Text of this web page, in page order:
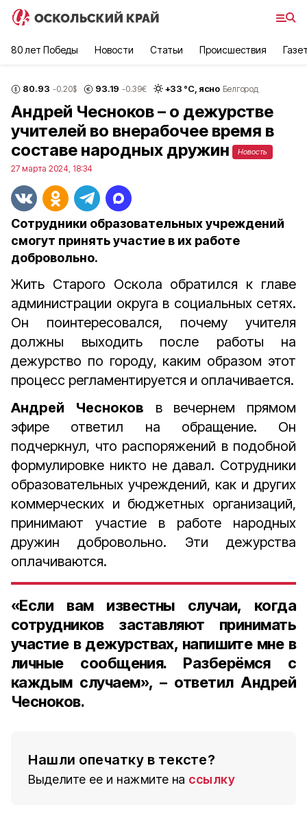
80 лет Победы Новости Статьи Происшествия
80.93 -0.20$ 93.19 -0.39€ +33 °С, ясно Белгород
Андрей Чесноков – о дежурстве
учителей во внерабочее время в
составе народных дружин
Новость
27 марта 2024, 18:34
Сотрудники образовательных учреждений
смогут принять участие в их работе
добровольно.
Жить Старого Оскола обратился к главе
администрации округа в социальных сетях.
Он поинтересовался, почему учителя
должны выходить после работы на
дежурство по городу, каким образом этот
процесс регламентируется и оплачивается.
Андрей Чесноков в вечернем прямом
эфире ответил на обращение. Он
подчеркнул, что распоряжений в подобной
формулировке никто не давал. Сотрудники
образовательных учреждений, как и других
коммерческих и бюджетных организаций,
принимают участие в работе народных
дружин добровольно. Эти дежурства
оплачиваются.
«Если вам известны случаи, когда
сотрудников заставляют принимать
участие в дежурствах, напишите мне в
личные сообщения. Разберёмся с
каждым случаем», – ответил Андрей
Чесноков.
Нашли опечатку в тексте?
Выделите ее и нажмите на ссылку